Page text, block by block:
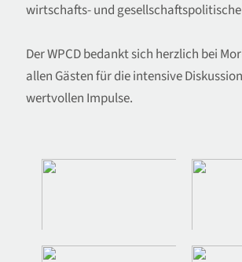
wirtschafts- und
Der WPCD bedankt sich herzlich bei
allen Gästen für die intensive
wertvollen Impulse.